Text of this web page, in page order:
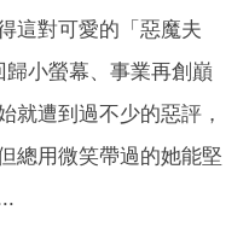
這對可愛的「惡魔夫
小螢幕、事業再創巔
就遭到過不少的惡評，
總用微笑帶過的她能堅